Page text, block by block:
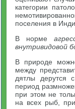
категории
поселения в
В норме
внутривидовой
В природе
между
дятлы дерутся
период
при этом не
на всех рыб,